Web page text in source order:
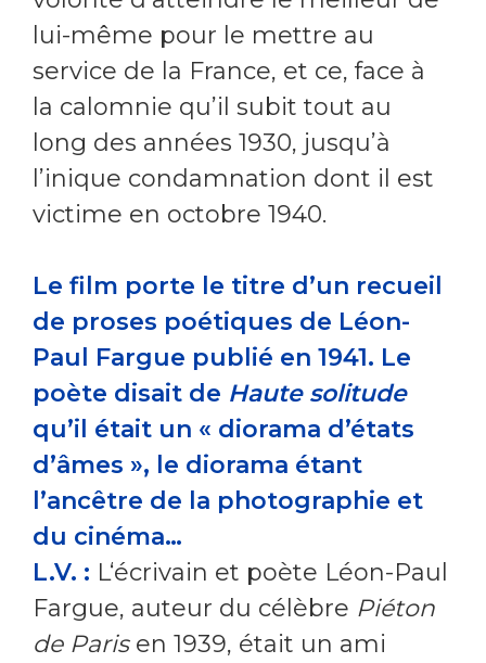
lui-même pour le mettre au
service de la France, et ce, face à
la calomnie qu’il subit tout au
long des années 1930, jusqu’à
l’inique condamnation dont il est
victime en octobre 1940.
Le film porte le titre d’un recueil
de proses poétiques de Léon-
Paul Fargue publié en 1941. Le
poète disait de Haute solitude
qu’il était un « diorama d’états
d’âmes », le diorama étant
l’ancêtre de la photographie et
du cinéma…
L.V. : L‘écrivain et poète Léon-Paul
Fargue, auteur du célèbre Piéton
de Parisen 1939, était un ami